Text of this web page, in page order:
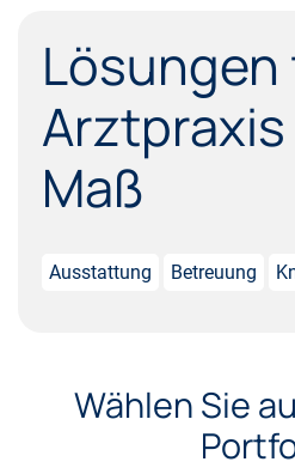
Maß
Ausstattung Betreuung
Wählen Sie